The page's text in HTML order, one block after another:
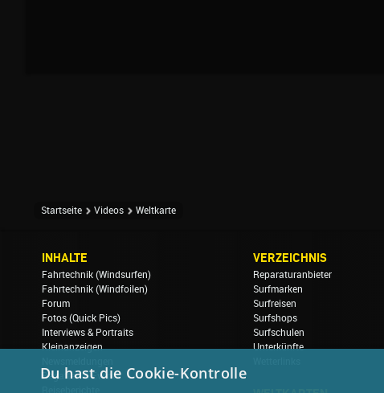
Startseite Videos Weltkarte
INHALTE
Fahrtechnik (Windsurfen)
Fahrtechnik (Windfoilen)
Forum
Fotos (Quick Pics)
Interviews & Portraits
Kleinanzeigen
Regatten & Events
VERZEICHNIS
Reparaturanbieter
Surfmarken
Surfreisen
Surfshops
Surfschulen
Unterkünfte
Du hast die Cookie-Kontrolle